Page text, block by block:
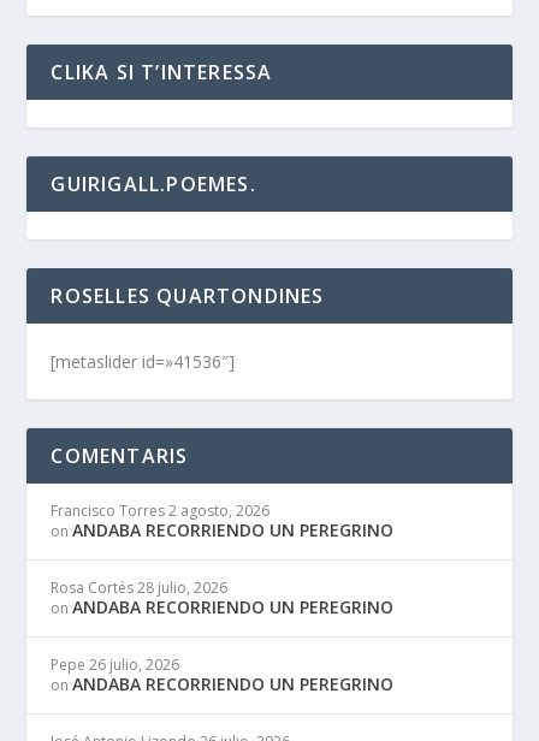
CLIKA SI T’INTERESSA
GUIRIGALL.POEMES.
ROSELLES QUARTONDINES
[metaslider id=»41536″]
COMENTARIS
Francisco Torres 2 agosto, 2026
onANDABA RECORRIENDO UN PEREGRINO
Rosa Cortés 28 julio, 2026
onANDABA RECORRIENDO UN PEREGRINO
Pepe 26 julio, 2026
onANDABA RECORRIENDO UN PEREGRINO